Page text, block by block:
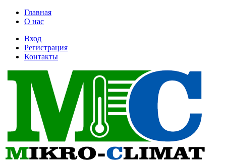
Главная
О нас
Вход
Регистрация
Контакты